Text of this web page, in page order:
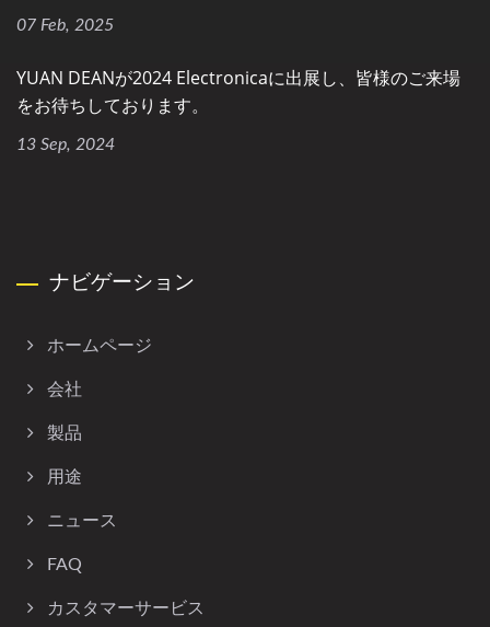
07 Feb, 2025
YUAN DEANが2024 Electronicaに出展し、皆様のご来場
をお待ちしております。
13 Sep, 2024
ナビゲーション
ホームページ
会社
製品
用途
ニュース
FAQ
カスタマーサービス